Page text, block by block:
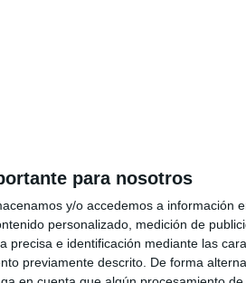
para nosotros
y/o accedemos a información
personalizado, medición de
precisa e identificación mediante las
previamente descrito. De forma
Domicilio: